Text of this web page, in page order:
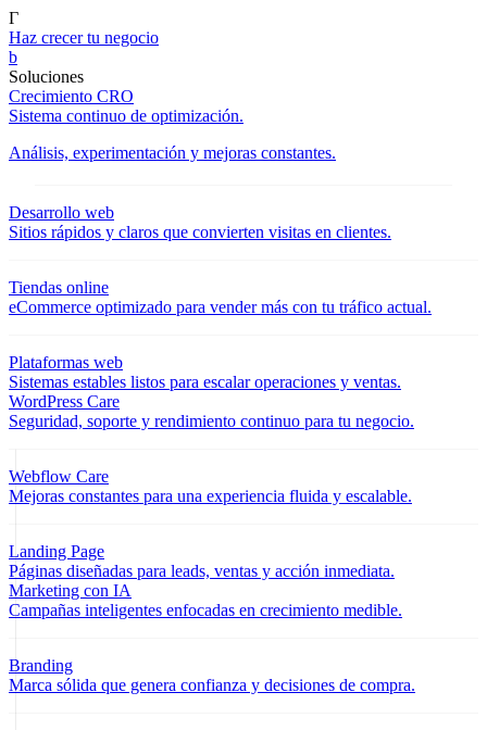
Γ
Haz crecer tu negocio
b
Soluciones
Crecimiento CRO
Sistema continuo de optimización.
Análisis, experimentación y mejoras constantes.
Desarrollo web
Sitios rápidos y claros que convierten visitas en clientes.
Tiendas online
eCommerce optimizado para vender más con tu tráfico actual.
Plataformas web
Sistemas estables listos para escalar operaciones y ventas.
WordPress Care
Seguridad, soporte y rendimiento continuo para tu negocio.
Webflow Care
Mejoras constantes para una experiencia fluida y escalable.
Landing Page
Páginas diseñadas para leads, ventas y acción inmediata.
Marketing con IA
Campañas inteligentes enfocadas en crecimiento medible.
Branding
Marca sólida que genera confianza y decisiones de compra.